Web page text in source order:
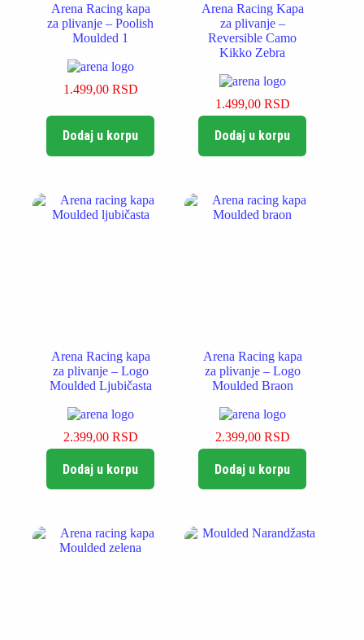
Arena Racing kapa
za plivanje – Poolish
Moulded 1
1.499,00 RSD
Dodaj u korpu
Arena Racing Kapa
za plivanje –
Reversible Camo
Kikko Zebra
1.499,00 RSD
Dodaj u korpu
Arena Racing kapa
za plivanje – Logo
Moulded Ljubičasta
2.399,00 RSD
Dodaj u korpu
Arena Racing kapa
za plivanje – Logo
Moulded Braon
2.399,00 RSD
Dodaj u korpu